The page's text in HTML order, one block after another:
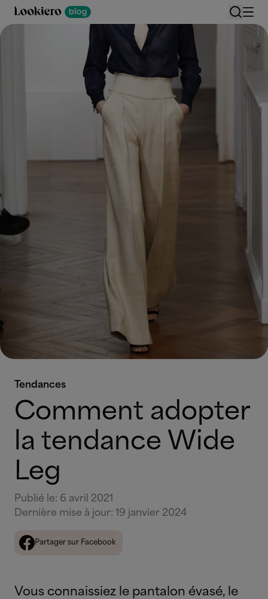
Tendances
Comment adopter
la tendance Wide
Leg
Publié le: 6 avril 2021
Dernière mise à jour: 19 janvier 2024
Partager sur Facebook
Vous connaissiez le pantalon évasé, le